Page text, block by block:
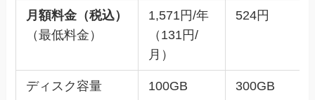
月額料金（税込）
（最低料金）
1,571円/年
（131円/
月）
524円
ディスク容量 100GB 300GB